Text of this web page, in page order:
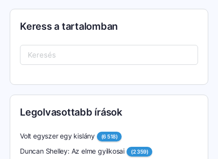
Keress a tartalomban
Keresés:
Legolvasottabb írások
Volt egyszer egy kislány (6 518)
Duncan Shelley: Az elme gyilkosai (2 359)